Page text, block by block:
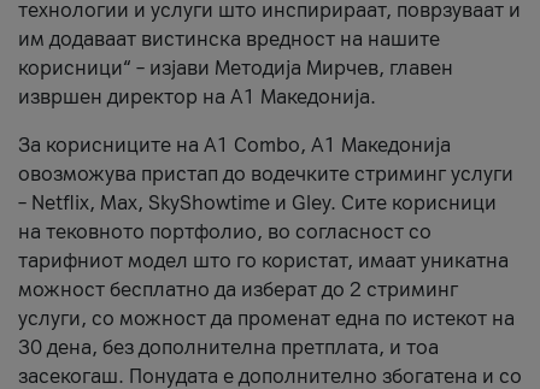
технологии и услуги што инспирираат, поврзуваат и
им додаваат вистинска вредност на нашите
корисници“ – изјави Методија Мирчев, главен
извршен директор на А1 Македонија.
За корисниците на A1 Combo, А1 Македонија
овозможува пристап до водечките стриминг услуги
– Netflix, Max, SkyShowtime и Gley. Сите корисници
на тековното портфолио, во согласност со
тарифниот модел што го користат, имаат уникатна
можност бесплатно да изберат до 2 стриминг
услуги, со можност да променат една по истекот на
30 дена, без дополнителна претплата, и тоа
засекогаш. Понудата е дополнително збогатена и со